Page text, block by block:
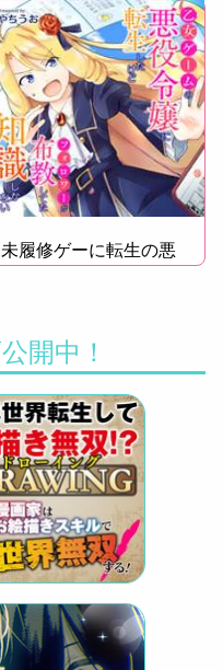
未履修ゲーに転生の悪
役令嬢
開中！